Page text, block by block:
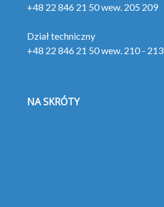
+48 22 846 21 50 wew. 205 209
Dział techniczny
+48 22 846 21 50 wew. 210 - 213
NA SKRÓTY